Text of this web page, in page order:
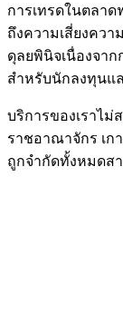
การเทรดในตลาด
ถึงความเสี่ยงคว
ดุลยพินิจเนื่องจาก
สำหรับนักลงทุนแ
บริการของเราไ
ราชอาณาจักร เก
ถูกจำกัดทั้งหมดส